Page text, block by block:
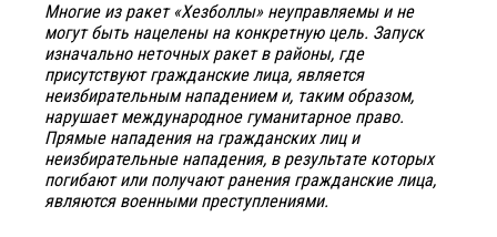
Многие из ракет «Хезболлы» неуправляемы и не
могут быть нацелены на конкретную цель. Запуск
изначально неточных ракет в районы, где
присутствуют гражданские лица, является
неизбирательным нападением и, таким образом,
нарушает международное гуманитарное право.
Прямые нападения на гражданских лиц и
неизбирательные нападения, в результате которых
погибают или получают ранения гражданские лица,
являются военными преступлениями.